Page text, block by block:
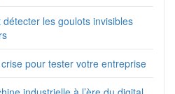
les goulots invisibles
pour tester votre entreprise